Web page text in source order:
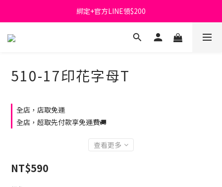
首購免運費🚚
綁定+官方LINE領$200
出清特價_買一送一
510-17印花字母T
全店，店取免運
全店，超取先付款享免運費🚚
查看更多
NT$590